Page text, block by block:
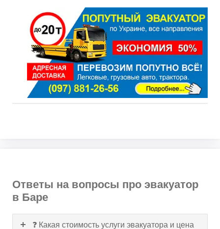
Ответы на вопросы про эвакуатор
в Баре
❓ Какая стоимость услуги эвакуатора и цена